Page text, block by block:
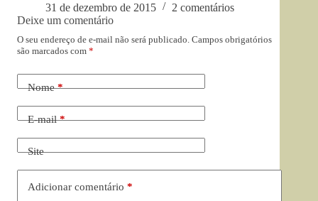
31 de dezembro de 2015
2 comentários
Deixe um comentário
O seu endereço de e-mail não será publicado. Campos obrigatórios
são marcados com *
Nome*
E-mail*
Site
Adicionar comentário *